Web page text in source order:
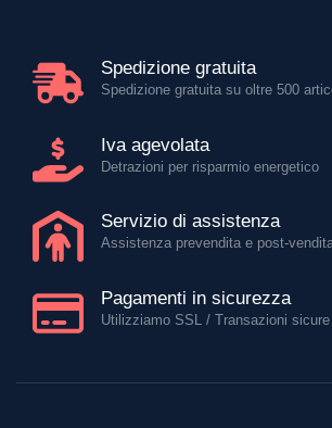
Spedizione gratuita
Spedizione gratuita su oltre 500
Iva agevolata
Detrazioni per risparmio energetico
Servizio di assistenza
Assistenza prevendita e post-
Pagamenti in sicurezza
Utilizziamo SSL / Transazioni sicure